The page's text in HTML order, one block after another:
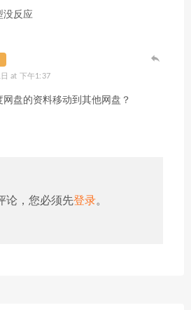
没反应
at 下午1:37
网盘的资料移动到其他网盘？
论，您必须先登录。